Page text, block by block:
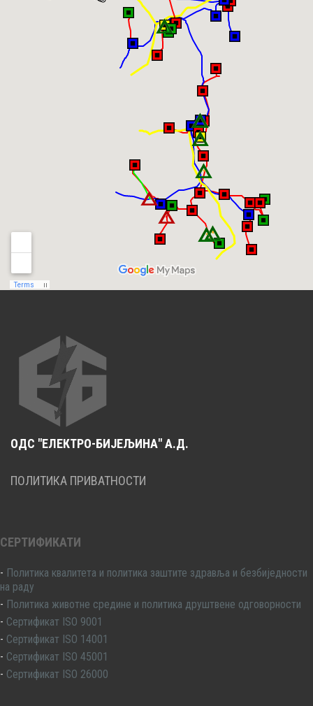
ОДС "ЕЛЕКТРО-БИЈЕЉИНА" А.Д.
ПОЛИТИКА ПРИВАТНОСТИ
СЕРТИФИКАТИ
- Политика квалитета и политика заштите здравља и безбиједности
на раду
- Политика животне средине и политика друштвене одговорности
- Сертификат ISO 9001
- Сертификат ISO 14001
- Сертификат ISO 45001
- Сертификат ISO 26000